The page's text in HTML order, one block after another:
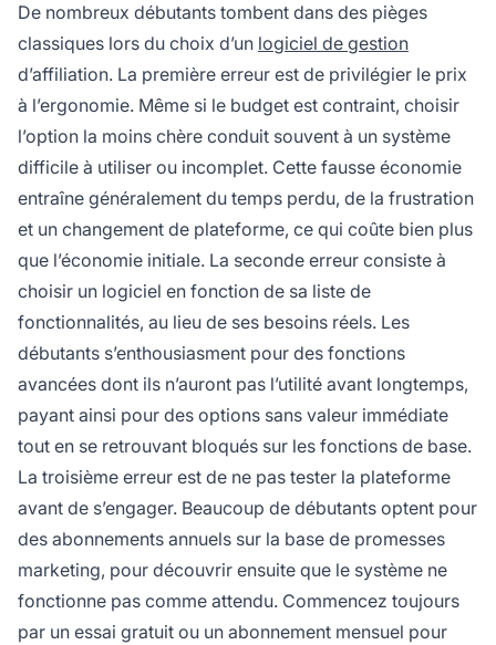
De nombreux débutants tombent dans des pièges
classiques lors du choix d’un logiciel de gestion
d’affiliation. La première erreur est de privilégier le prix
à l’ergonomie. Même si le budget est contraint, choisir
l’option la moins chère conduit souvent à un système
difficile à utiliser ou incomplet. Cette fausse économie
entraîne généralement du temps perdu, de la frustration
et un changement de plateforme, ce qui coûte bien plus
que l’économie initiale. La seconde erreur consiste à
choisir un logiciel en fonction de sa liste de
fonctionnalités, au lieu de ses besoins réels. Les
débutants s’enthousiasment pour des fonctions
avancées dont ils n’auront pas l’utilité avant longtemps,
payant ainsi pour des options sans valeur immédiate
tout en se retrouvant bloqués sur les fonctions de base.
La troisième erreur est de ne pas tester la plateforme
avant de s’engager. Beaucoup de débutants optent pour
des abonnements annuels sur la base de promesses
marketing, pour découvrir ensuite que le système ne
fonctionne pas comme attendu. Commencez toujours
par un essai gratuit ou un abonnement mensuel pour